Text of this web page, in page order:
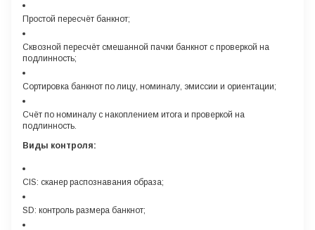
Простой пересчёт банкнот;
Сквозной пересчёт смешанной пачки банкнот с проверкой на
подлинность;
Сортировка банкнот по лицу, номиналу, эмиссии и ориентации;
Счёт по номиналу с накоплением итога и проверкой на
подлинность.
Виды контроля:
CIS: сканер распознавания образа;
SD: контроль размера банкнот;